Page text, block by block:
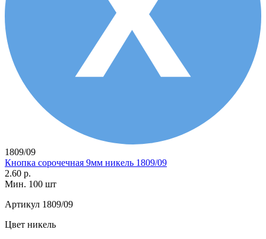
1809/09
Кнопка сорочечная 9мм никель 1809/09
2.60 р.
Мин. 100 шт
Артикул 1809/09
Цвет никель